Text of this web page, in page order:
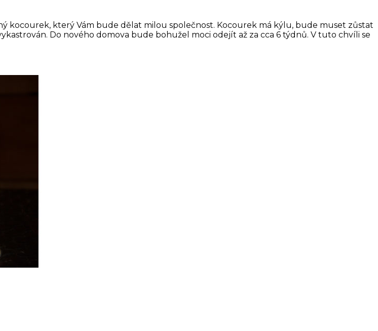
kocourek, který Vám bude dělat milou společnost. Kocourek má kýlu, bude muset zůstat
Do nového domova bude bohužel moci odejít až za cca 6 týdnů. V tuto chvíli se